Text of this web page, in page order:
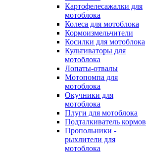
Картофелесажалки для
мотоблока
Колеса для мотоблока
Кормоизмельчители
Косилки для мотоблока
Культиваторы для
мотоблока
Лопаты-отвалы
Мотопомпа для
мотоблока
Окучники для
мотоблока
Плуги для мотоблока
Подталкиватель кормов
Пропольники -
рыхлители для
мотоблока